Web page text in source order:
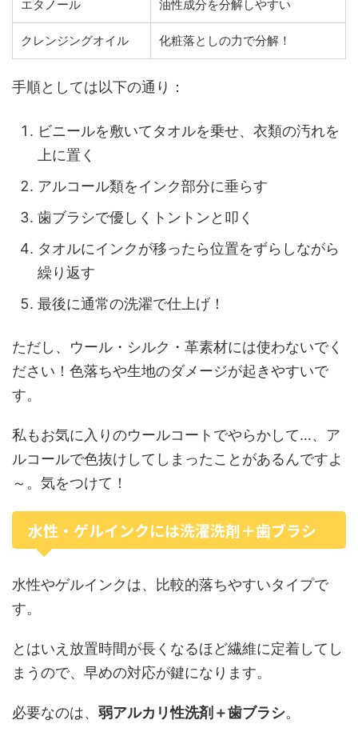
エタノール 油性成分を分解しやすい
クレンジングオイル 化粧落としの力で分解！
手順としては以下の通り：
ビニールを敷いてタオルを乗せ、衣類の汚れを
上に置く
アルコール類をインク部分に垂らす
歯ブラシで優しくトントンと叩く
タオルにインクが移ったら位置をずらしながら
繰り返す
最後に通常の洗濯で仕上げ！
ただし、ウール・シルク・革素材には使わないでく
ださい！色落ちや生地のダメージが起きやすいで
す。
私もお気に入りのウールコートでやらかして…、ア
ルコールで色抜けしてしまったことがあるんですよ
～。気をつけて！
水性・ゲルインクには洗濯洗剤＋歯ブラシ
水性やゲルインクは、比較的落ちやすいタイプで
す。
とはいえ放置時間が長くなるほど繊維に定着してし
まうので、早めの対応が鍵になります。
必要なのは、 弱アルカリ性洗剤＋歯ブラシ。